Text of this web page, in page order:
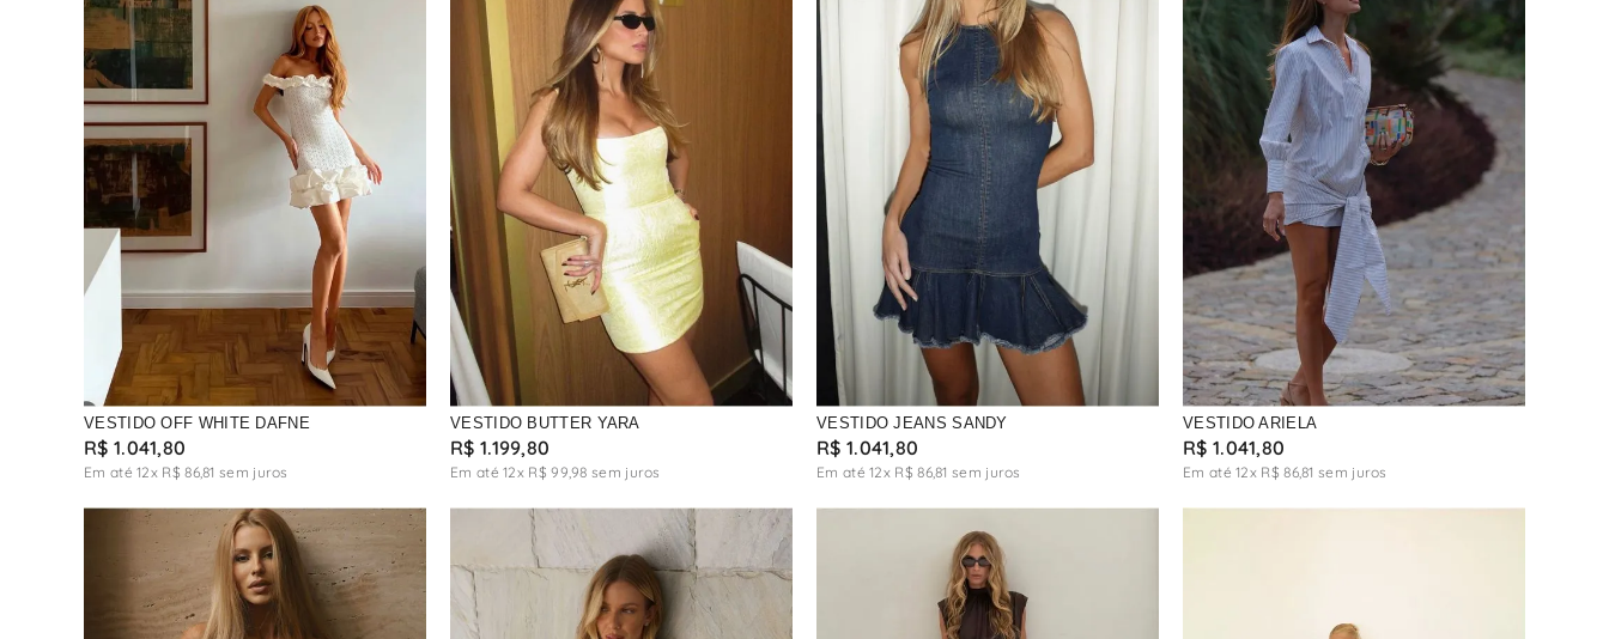
VESTIDO OFF WHITE DAFNE
R$ 1.041,80
Em até12x R$ 86,81 sem juros
VESTIDO BUTTER YARA
R$ 1.199,80
Em até12x R$ 99 ,98 sem juros
VESTIDO JEANS SANDY
R$ 1.041,80
Em até12x R$ 86,81 sem juros
VESTIDO ARIELA
R$ 1.041,80
Em até12x R$ 86,81 sem juros